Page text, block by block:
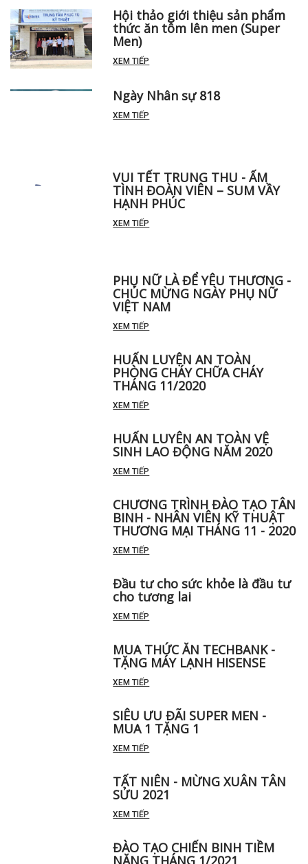
Hội thảo giới thiệu sản phẩm
thức ăn tôm lên men (Super
Men)
XEM TIẾP
Ngày Nhân sự 818
XEM TIẾP
VUI TẾT TRUNG THU - ẤM
TÌNH ĐOÀN VIÊN – SUM VẦY
HẠNH PHÚC
XEM TIẾP
PHỤ NỮ LÀ ĐỂ YÊU THƯƠNG -
CHÚC MỪNG NGÀY PHỤ NỮ
VIỆT NAM
XEM TIẾP
HUẤN LUYỆN AN TOÀN
PHÒNG CHÁY CHỮA CHÁY
THÁNG 11/2020
XEM TIẾP
HUẤN LUYÊN AN TOÀN VỆ
SINH LAO ĐỘNG NĂM 2020
XEM TIẾP
CHƯƠNG TRÌNH ĐÀO TẠO TÂN
BINH - NHÂN VIÊN KỸ THUẬT
THƯƠNG MẠI THÁNG 11 - 2020
XEM TIẾP
Đầu tư cho sức khỏe là đầu tư
cho tương lai
XEM TIẾP
MUA THỨC ĂN TECHBANK -
TẶNG MÁY LẠNH HISENSE
XEM TIẾP
SIÊU ƯU ĐÃI SUPER MEN -
MUA 1 TẶNG 1
XEM TIẾP
TẤT NIÊN - MỪNG XUÂN TÂN
SỬU 2021
XEM TIẾP
ĐÀO TẠO CHIẾN BINH TIỀM